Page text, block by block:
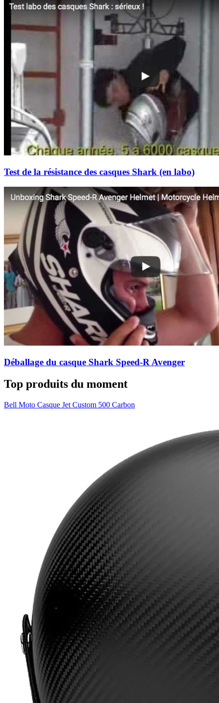
Test de la résistance des casques Shark (en labo)
Déballage du casque Shark Speed-R Avenger
Top produits du moment
Bell Moto Casque Jet Custom 500 Carbon